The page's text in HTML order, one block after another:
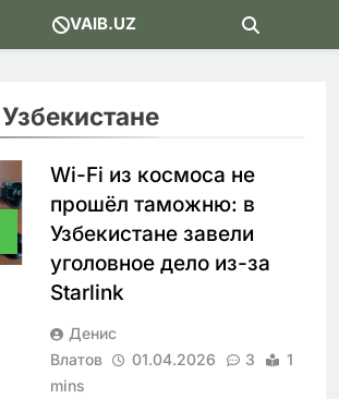
VAIB.UZ
Wi-Fi из космоса не
прошёл таможню: в
Узбекистане завели
уголовное дело из-за
Starlink
Денис
Влатов
01.04.2026 3
1
mins